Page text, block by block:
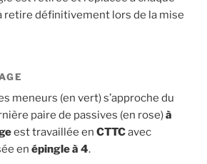
retire définitivement lors de la mise
meneurs (en vert) s’approche du
paire de passives (en rose)à
est travaillée en CTTCavec
en épingle à 4.